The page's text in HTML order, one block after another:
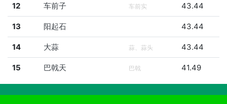
12 车前子 车前实 43.44
13 阳起石 43.44
14 大蒜 蒜、蒜头 43.44
15 巴戟天 巴戟 41.49